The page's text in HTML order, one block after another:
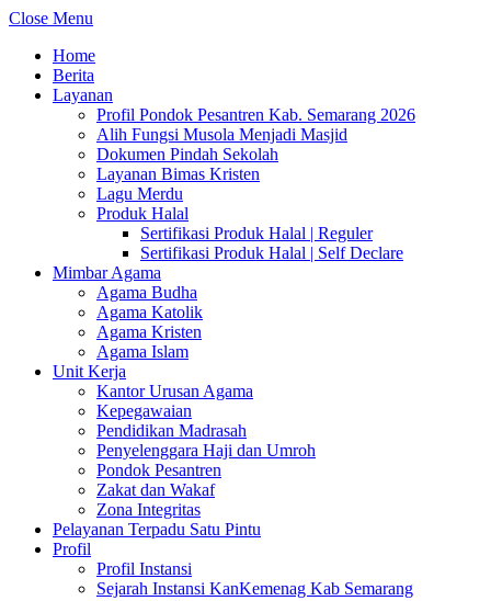
Close Menu
Home
Berita
Layanan
Profil Pondok Pesantren Kab. Semarang 2026
Alih Fungsi Musola Menjadi Masjid
Dokumen Pindah Sekolah
Layanan Bimas Kristen
Lagu Merdu
Produk Halal
Sertifikasi Produk Halal | Reguler
Sertifikasi Produk Halal | Self Declare
Mimbar Agama
Agama Budha
Agama Katolik
Agama Kristen
Agama Islam
Unit Kerja
Kantor Urusan Agama
Kepegawaian
Pendidikan Madrasah
Penyelenggara Haji dan Umroh
Pondok Pesantren
Zakat dan Wakaf
Zona Integritas
Pelayanan Terpadu Satu Pintu
Profil
Profil Instansi
Sejarah Instansi KanKemenag Kab Semarang